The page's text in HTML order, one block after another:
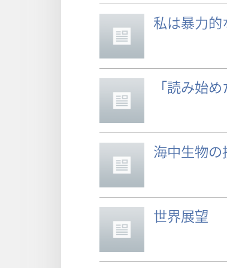
私は暴力
「読み始
海中生物の
世界展望